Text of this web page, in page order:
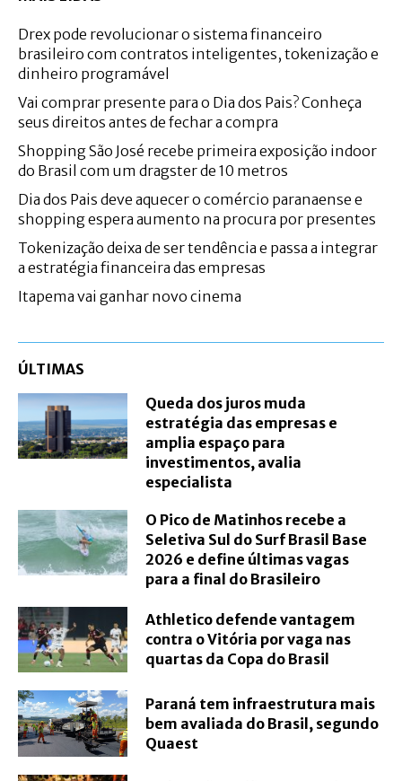
Drex pode revolucionar o sistema financeiro
brasileiro com contratos inteligentes, tokenização e
dinheiro programável
Vai comprar presente para o Dia dos Pais? Conheça
seus direitos antes de fechar a compra
Shopping São José recebe primeira exposição indoor
do Brasil com um dragster de 10 metros
Dia dos Pais deve aquecer o comércio paranaense e
shopping espera aumento na procura por presentes
Tokenização deixa de ser tendência e passa a integrar
a estratégia financeira das empresas
Itapema vai ganhar novo cinema
ÚLTIMAS
Queda dos juros muda
estratégia das empresas e
amplia espaço para
investimentos, avalia
especialista
O Pico de Matinhos recebe a
Seletiva Sul do Surf Brasil Base
2026 e define últimas vagas
para a final do Brasileiro
Athletico defende vantagem
contra o Vitória por vaga nas
quartas da Copa do Brasil
Paraná tem infraestrutura mais
bem avaliada do Brasil, segundo
Quaest